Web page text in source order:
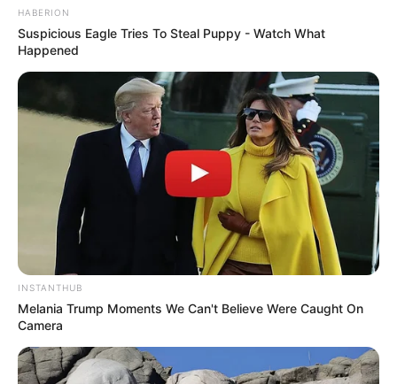
Serem! 9 Chat Ojek Online &
Pelanggan Ini Bikin Auto
Merinding
HABERION
Suspicious Eagle Tries To Steal Puppy - Watch What
Happened
INSTANTHUB
Melania Trump Moments We Can't Believe Were Caught On
Camera